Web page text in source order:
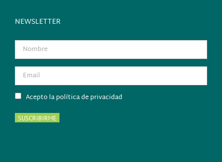
NEWSLETTER
Acepto la política de privacidad